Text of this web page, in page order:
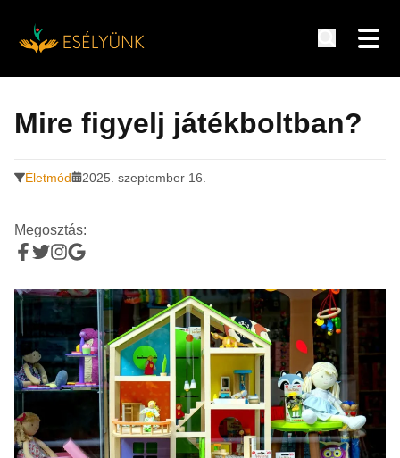
tartalomra
Mire figyelj játékboltban?
Életmód 2025. szeptember 16.
Megosztás: